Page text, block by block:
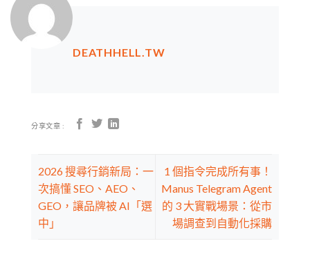
DEATHHELL.TW
分享文章 :
2026 搜尋行銷新局：一
次搞懂 SEO、AEO、
GEO，讓品牌被 AI「選
中」
1 個指令完成所有事！
Manus Telegram Agent
的 3 大實戰場景：從市
場調查到自動化採購